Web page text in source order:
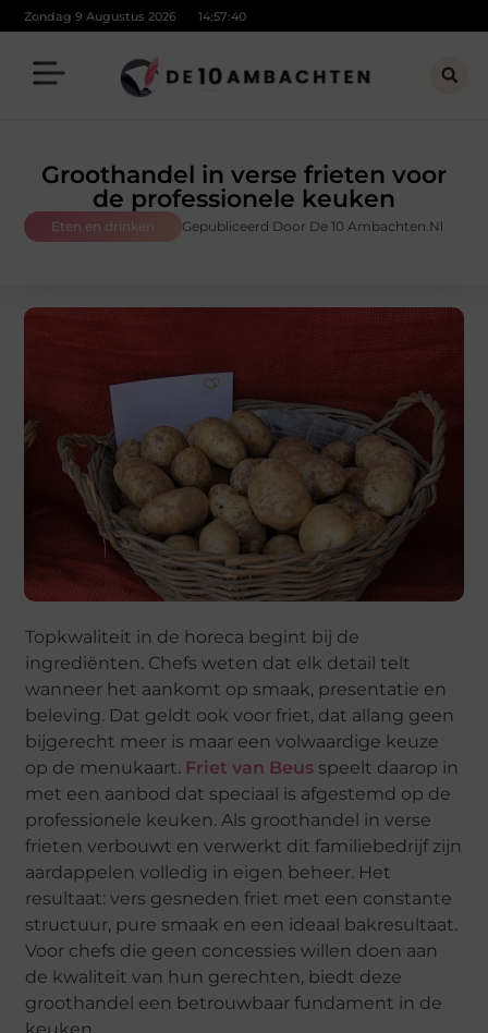
Zondag 9 Augustus 2026 14:57:41
Groothandel in verse frieten voor
de professionele keuken
Eten en drinken Gepubliceerd Door De 10 Ambachten.nl
Topkwaliteit in de horeca begint bij de
ingrediënten. Chefs weten dat elk detail telt
wanneer het aankomt op smaak, presentatie en
beleving. Dat geldt ook voor friet, dat allang geen
bijgerecht meer is maar een volwaardige keuze
op de menukaart. Friet van Beus speelt daarop in
met een aanbod dat speciaal is afgestemd op de
professionele keuken. Als groothandel in verse
frieten verbouwt en verwerkt dit familiebedrijf zijn
aardappelen volledig in eigen beheer. Het
resultaat: vers gesneden friet met een constante
structuur, pure smaak en een ideaal bakresultaat.
Voor chefs die geen concessies willen doen aan
de kwaliteit van hun gerechten, biedt deze
groothandel een betrouwbaar fundament in de